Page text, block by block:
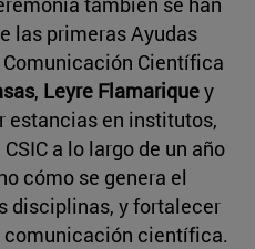
las primeras Ayudas
Comunicación Científica
, Leyre Flamariquey
estancias en institutos,
a lo largo de un año
cómo se genera el
disciplinas, y fortalecer
científica.